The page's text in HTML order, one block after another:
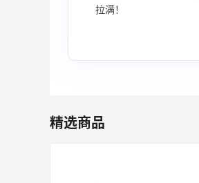
拉满！
精选商品